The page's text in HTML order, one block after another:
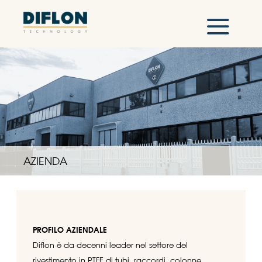
AZIENDA
PROFILO AZIENDALE
Diflon è da decenni leader nel settore del